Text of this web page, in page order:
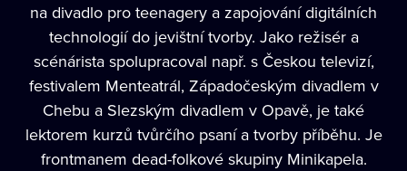
na divadlo pro teenagery a zapojování digitálních
technologií do jevištní tvorby. Jako režisér a
scénárista spolupracoval např. s Českou televizí,
festivalem Menteatrál, Západočeským divadlem v
Chebu a Slezským divadlem v Opavě, je také
lektorem kurzů tvůrčího psaní a tvorby příběhu. Je
frontmanem dead-folkové skupiny Minikapela.